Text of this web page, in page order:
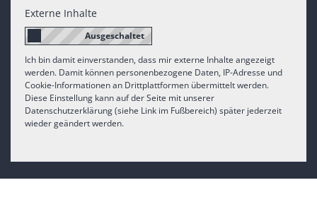
Externe Inhalte
Ich bin damit einverstanden, dass mir externe Inhalte angezeigt
werden. Damit können personenbezogene Daten, IP-Adresse und
Cookie-Informationen an Drittplattformen übermittelt werden.
Diese Einstellung kann auf der Seite mit unserer
Datenschutzerklärung (siehe Link im Fußbereich) später jederzeit
wieder geändert werden.